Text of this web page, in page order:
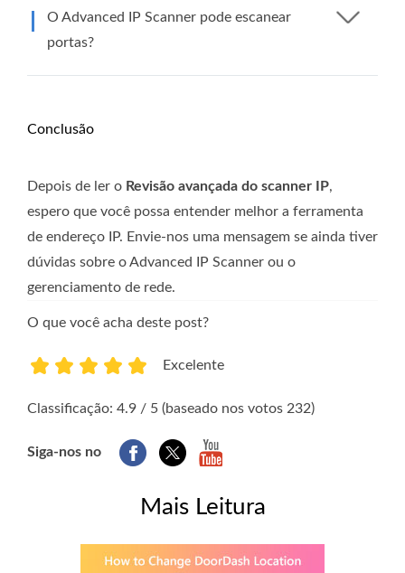
O Advanced IP Scanner pode escanear
portas?
Conclusão
Depois de ler o Revisão avançada do scanner IP,
espero que você possa entender melhor a ferramenta
de endereço IP. Envie-nos uma mensagem se ainda tiver
dúvidas sobre o Advanced IP Scanner ou o
gerenciamento de rede.
O que você acha deste post?
Excelente
Classificação: 4.9 / 5 (baseado nos votos 232)
Siga-nos no
Mais Leitura